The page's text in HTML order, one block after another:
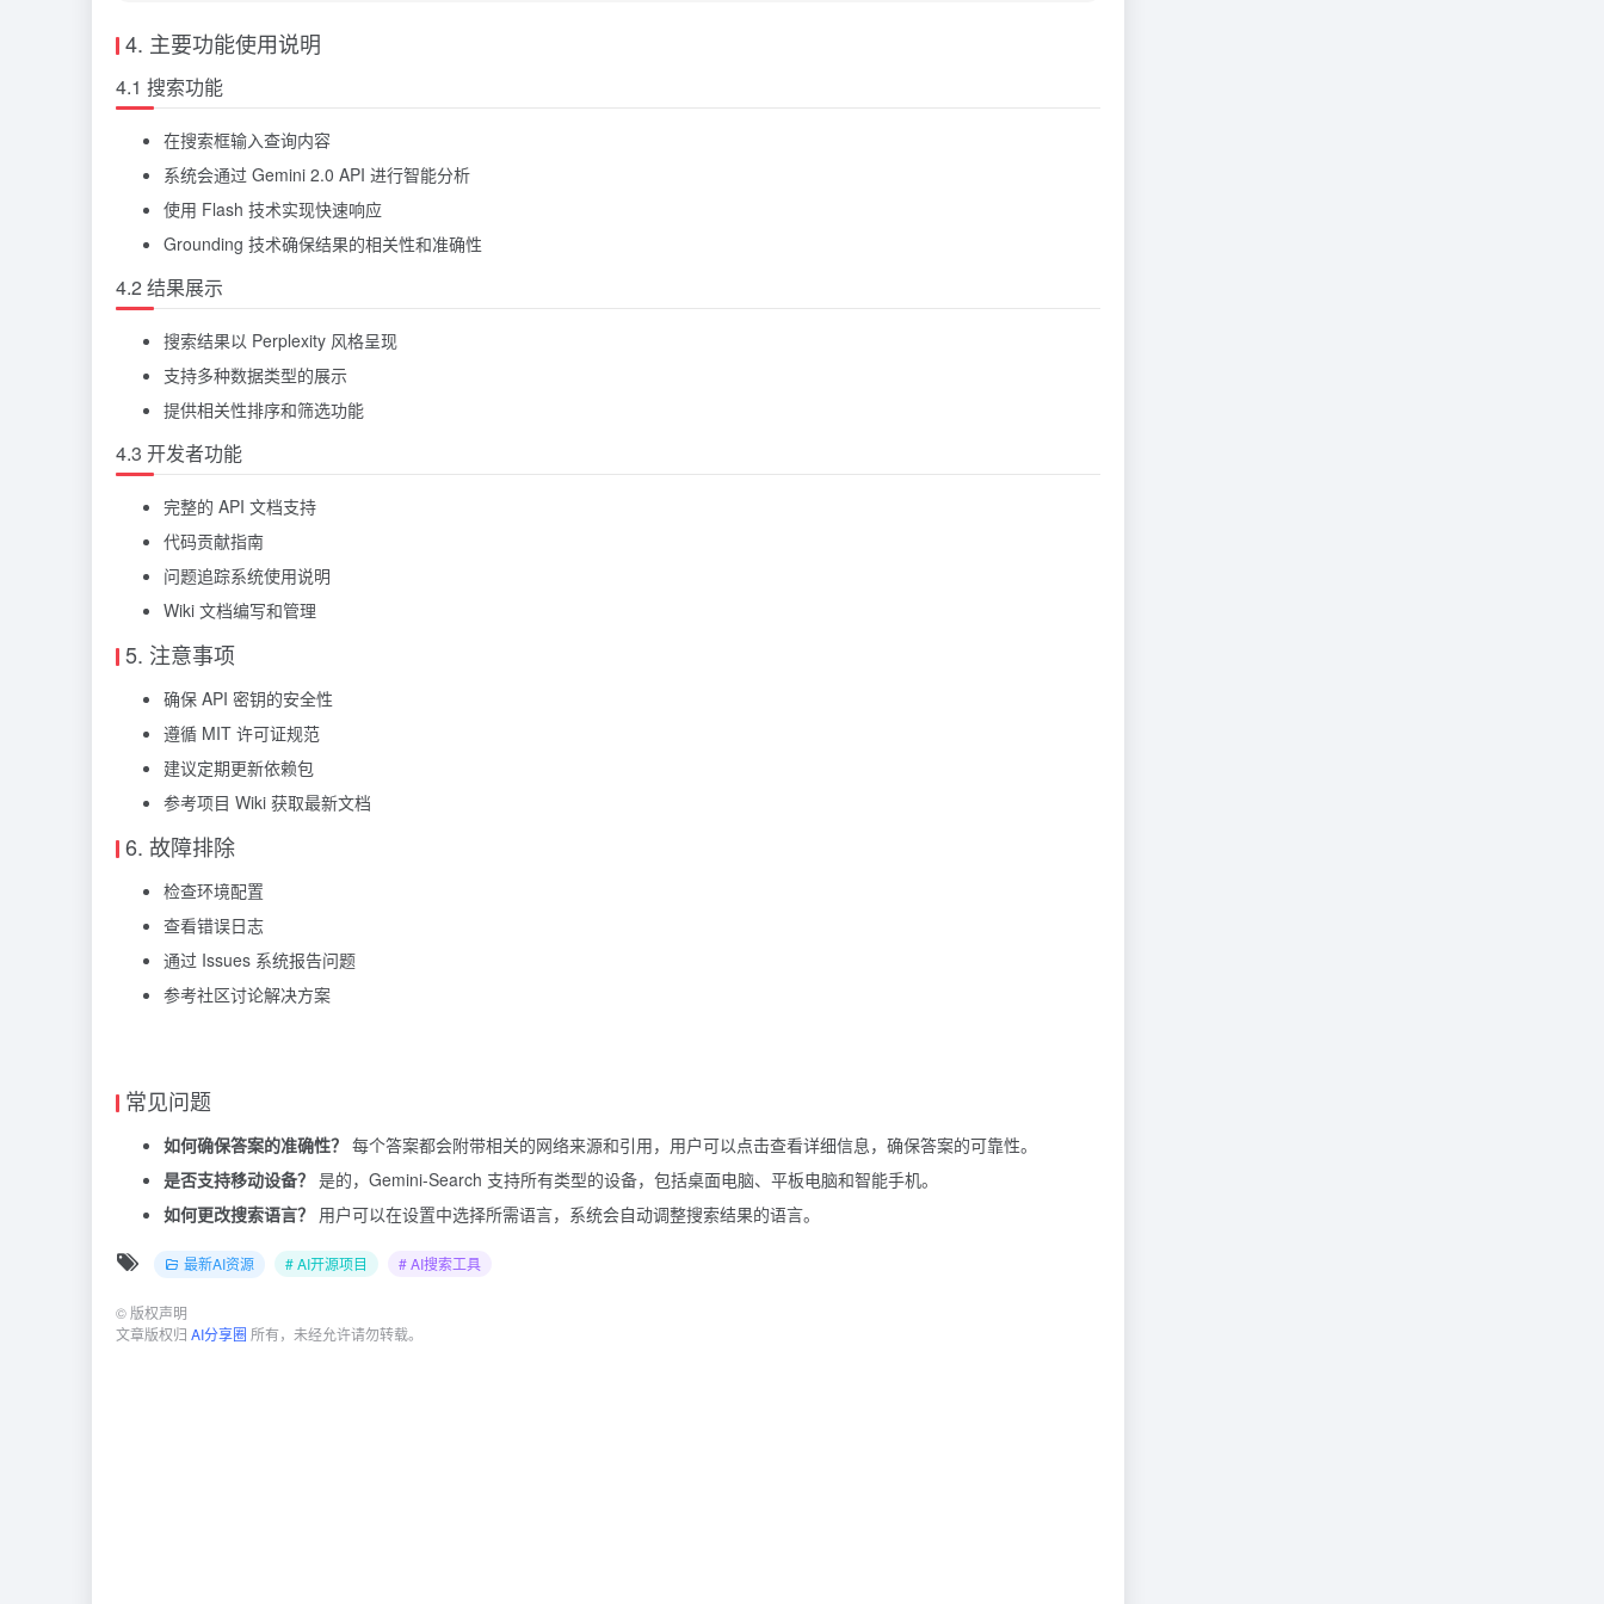
4. 主要功能使用说明
4.1 搜索功能
在搜索框输入查询内容
系统会通过 Gemini 2.0 API 进行智能分析
使用 Flash 技术实现快速响应
Grounding 技术确保结果的相关性和准确性
4.2 结果展示
搜索结果以 Perplexity 风格呈现
支持多种数据类型的展示
提供相关性排序和筛选功能
4.3 开发者功能
完整的 API 文档支持
代码贡献指南
问题追踪系统使用说明
Wiki 文档编写和管理
5. 注意事项
确保 API 密钥的安全性
遵循 MIT 许可证规范
建议定期更新依赖包
参考项目 Wiki 获取最新文档
6. 故障排除
检查环境配置
查看错误日志
通过 Issues 系统报告问题
参考社区讨论解决方案
常见问题
如何确保答案的准确性？ 每个答案都会附带相关的网络来源和引用，用户可以点击查看详细信息，确保答案的可靠性。
是否支持移动设备？ 是的，Gemini-Search 支持所有类型的设备，包括桌面电脑、平板电脑和智能手机。
如何更改搜索语言？ 用户可以在设置中选择所需语言，系统会自动调整搜索结果的语言。
最新AI资源 # AI开源项目 # AI搜索工具
© 版权声明
文章版权归 AI分享圈 所有，未经允许请勿转载。